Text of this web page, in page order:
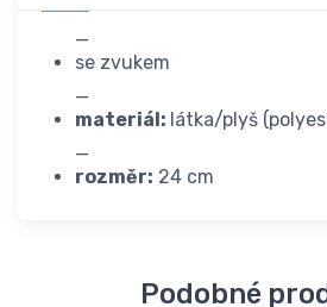
_
se zvukem
_
materiál: látka/plyš
_
rozměr: 24 cm
Podobné